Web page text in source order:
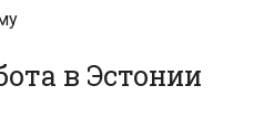
в Эстонии